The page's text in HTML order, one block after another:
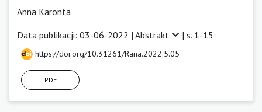
Anna Karonta
Data publikacji: 03-06-2022 | Abstrakt | s. 1-15
https://doi.org/10.31261/Rana.2022.5.05
PDF